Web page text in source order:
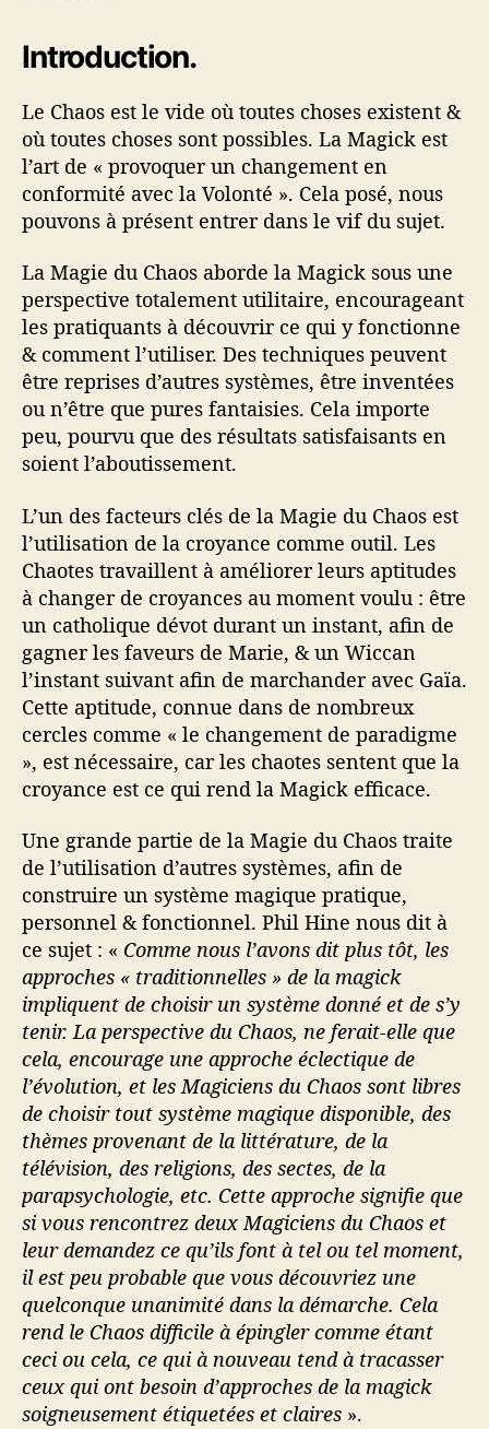
Introduction.
Le Chaos est le vide où toutes choses existent &
où toutes choses sont possibles. La Magick est
l’art de « provoquer un changement en
conformité avec la Volonté ». Cela posé, nous
pouvons à présent entrer dans le vif du sujet.
La Magie du Chaos aborde la Magick sous une
perspective totalement utilitaire, encourageant
les pratiquants à découvrir ce qui y fonctionne
& comment l’utiliser. Des techniques peuvent
être reprises d’autres systèmes, être inventées
ou n’être que pures fantaisies. Cela importe
peu, pourvu que des résultats satisfaisants en
soient l’aboutissement.
L’un des facteurs clés de la Magie du Chaos est
l’utilisation de la croyance comme outil. Les
Chaotes travaillent à améliorer leurs aptitudes
à changer de croyances au moment voulu : être
un catholique dévot durant un instant, afin de
gagner les faveurs de Marie, & un Wiccan
l’instant suivant afin de marchander avec Gaïa.
Cette aptitude, connue dans de nombreux
cercles comme « le changement de paradigme
», est nécessaire, car les chaotes sentent que la
croyance est ce qui rend la Magick efficace.
Une grande partie de la Magie du Chaos traite
de l’utilisation d’autres systèmes, afin de
construire un système magique pratique,
personnel & fonctionnel. Phil Hine nous dit à
ce sujet : « Comme nous l’avons dit plus tôt, les
approches « traditionnelles » de la magick
impliquent de choisir un système donné et de s’y
tenir. La perspective du Chaos, ne ferait-elle que
cela, encourage une approche éclectique de
l’évolution, et les Magiciens du Chaos sont libres
de choisir tout système magique disponible, des
thèmes provenant de la littérature, de la
télévision, des religions, des sectes, de la
parapsychologie, etc. Cette approche signifie que
si vous rencontrez deux Magiciens du Chaos et
leur demandez ce qu’ils font à tel ou tel moment,
il est peu probable que vous découvriez une
quelconque unanimité dans la démarche. Cela
rend le Chaos difficile à épingler comme étant
ceci ou cela, ce qui à nouveau tend à tracasser
ceux qui ont besoin d’approches de la magick
soigneusement étiquetées et claires ».